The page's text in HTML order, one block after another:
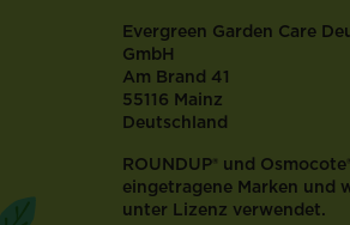
Blüten...
Evergreen Garden Care
GmbH
Am Brand 41
55116 Mainz
Deutschland
ROUNDUP® und
eingetragene Marken und
unter Lizenz verwendet.